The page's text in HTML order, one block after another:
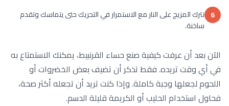
6 نترك المزيج على النار مع الاستمرار في التحريك حتى يتماسك وتقدم
ساخنة.
الآن بعد أن عرفت كيفية صنع حساء القرنبيط، يمكنك الاستمتاع به
في أي وقت تريده. فقط تذكر أن تضيف بعض الخضروات أو
اللحوم لجعلها وجبة كاملة. وإذا كنت تريد أن تجعله أكثر صحة،
فحاول استخدام الحليب أو الكريمة قليلة الدسم.